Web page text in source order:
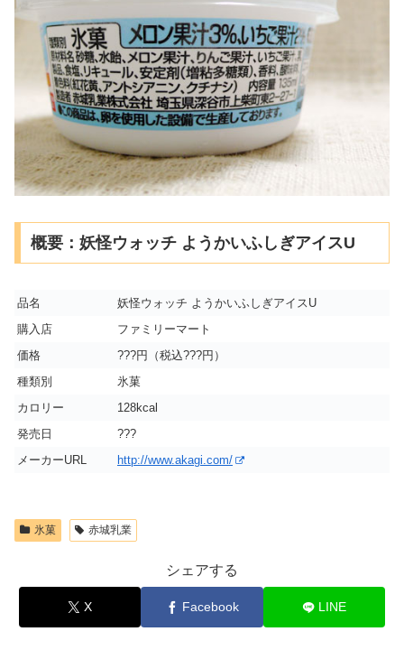
概要：妖怪ウォッチ ようかいふしぎアイスU
品名
妖怪ウォッチ ようかいふしぎアイスU
購入店
ファミリーマート
価格
???円（税込???円）
種類別
氷菓
カロリー
128kcal
発売日
???
メーカーURL
http://www.akagi.com/
氷菓 赤城乳業
シェアする
X Facebook LINE